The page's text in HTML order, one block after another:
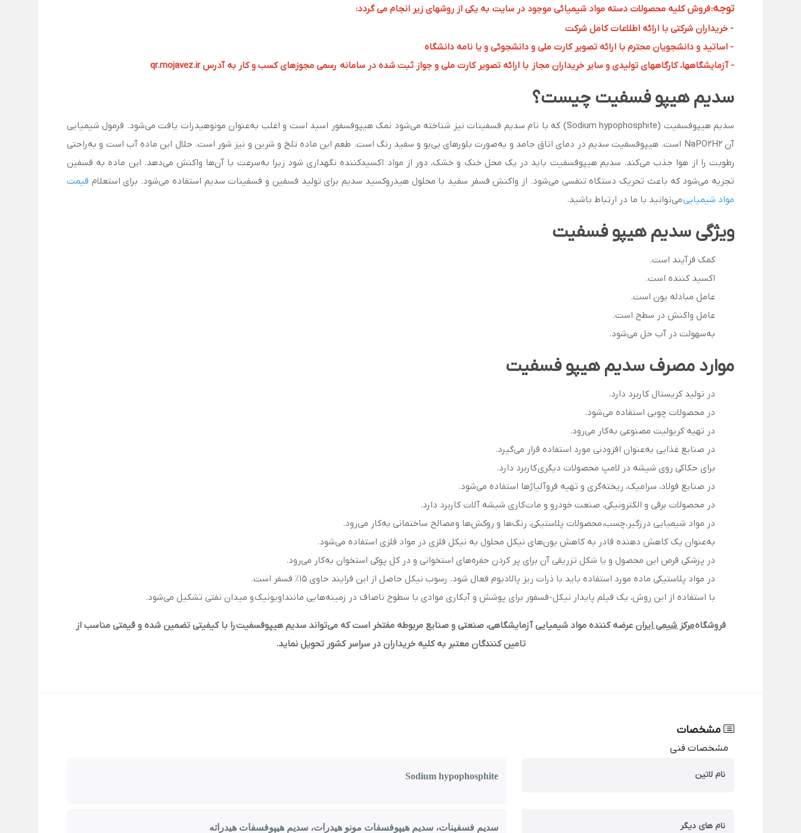
توجه:فروش کلیه محصولات دسته مواد شیمیائی موجود در سایت به یکی از روشهای زیر انجام می گردد:
- خریداران شرکتی با ارائه اطلاعات کامل شرکت
- اساتید و دانشجویان محترم با ارائه تصویر کارت ملی و دانشجوئی و یا نامه دانشگاه
- آزمایشگاهها، کارگاههای تولیدی و سایر خریداران مجاز با ارائه تصویر کارت ملی و جواز ثبت شده در سامانه رسمی مجوزهای کسب و کار به آدرس qr.mojavez.ir
سدیم هیپو فسفیت چیست؟
سدیم هیپوفسفیت (Sodium hypophosphite) که با نام سدیم فسفینات نیز شناخته می‌شود نمک هیپوفسفور اسید است و اغلب به‌عنوان مونوهیدرات یافت می‌شود. فرمول شیمیایی
آن NaPO2H2 است. هیپوفسفیت سدیم در دمای اتاق جامد و به‌صورت بلورهای بی‌بو و سفید رنگ است. طعم این ماده تلخ و شرین و نیز شور است. حلال این ماده آب است و به‌راحتی
رطوبت را از هوا جذب می‌کند. سدیم هیپوفسفیت باید در یک محل خنک و خشک، دور از مواد اکسیدکننده نگهداری شود زیرا به‌سرعت با آن‌ها واکنش می‌دهد. این ماده به فسفین
تجزیه می‌شود که باعث تحریک دستگاه تنفسی می‌شود. از واکنش فسفر سفید با محلول هیدروکسید سدیم برای تولید فسفین و فسفینات سدیم استفاده می‌شود. برای استعلام قیمت
مواد شیمیاییمی‌توانید با ما در ارتباط باشید.
ویژگی سدیم هیپو فسفیت
کمک فرآیند است.
اکسید کننده است.
عامل مبادله یون است.
عامل واکنش در سطح است.
به‌سهولت در آب حل می‌شود.
موارد مصرف سدیم هیپو فسفیت
در تولید کریستال کاربرد دارد.
در محصولات چوبی استفاده می‌شود.
در تهیه کریولیت مصنوعی به‌کار می‌رود.
در صنایع غذایی به‌عنوان افزودنی مورد استفاده قرار می‌گیرد.
برای حکاکی روی شیشه در لامپ محصولات دیگری کاربرد دارد.
در صنایع فولاد، سرامیک، ریخته‌گری و تهیه فروآلیاژها استفاده می‌شود.
در محصولات برقی و الکترونیکی، صنعت خودرو و مات‌کاری شیشه آلات کاربرد دارد.
در مواد شیمیایی درزگیر، چسب، محصولات پلاستیکی، رنگ‌ها و روکش‌ها و مصالح ساختمانی به‌کار می‌رود.
به‌عنوان یک کاهش‌ دهنده قادر به کاهش یون‌های نیکل محلول به نیکل فلزی در مواد فلزی استفاده می‌شود.
در پزشکی قرص این محصول و یا شکل تزریقی آن برای پر کردن حفره‌‌های استخوانی و در کل پوکی استخوان به‌کار می‌رود.
در مواد پلاستیکی ماده مورد استفاده باید با ذرات ریز پالادیوم فعال شود. رسوب نیکل حاصل از این فرایند حاوی ۱۵٪ فسفر است.
با استفاده از این روش، یک فیلم پایدار نیکل-فسفور برای پوشش و آبکاری موادی با سطوح ناصاف در زمینه‌هایی ماننداویونیک و میدان نفتی تشکیل می‌شود.
فروشگاهمرکز شیمی ایران عرضه کننده مواد شیمیایی آزمایشگاهی، صنعتی و صنایع مربوطه مفتخر است که می‌تواند سدیم هیپوفسفیترا با کیفیتی تضمین شده و قیمتی مناسب از
تامین کنندگان معتبر به کلیه خریداران در سراسر کشور تحویل نماید.
مشخصات
مشخصات فنی
نام لاتین Sodium hypophosphite
نام های دیگر سدیم فسفینات، سدیم هیپوفسفات مونو هیدرات، سدیم هیپوفسفات هیدراته